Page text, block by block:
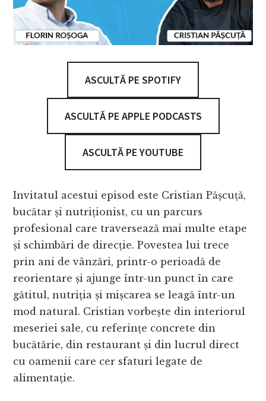
ASCULTĂ PE SPOTIFY
ASCULTĂ PE APPLE PODCASTS
ASCULTĂ PE YOUTUBE
Invitatul acestui episod este Cristian Pășcuță,
bucătar și nutriționist, cu un parcurs
profesional care traversează mai multe etape
și schimbări de direcție. Povestea lui trece
prin ani de vânzări, printr-o perioadă de
reorientare și ajunge într-un punct în care
gătitul, nutriția și mișcarea se leagă într-un
mod natural. Cristian vorbește din interiorul
meseriei sale, cu referințe concrete din
bucătărie, din restaurant și din lucrul direct
cu oamenii care cer sfaturi legate de
alimentație.